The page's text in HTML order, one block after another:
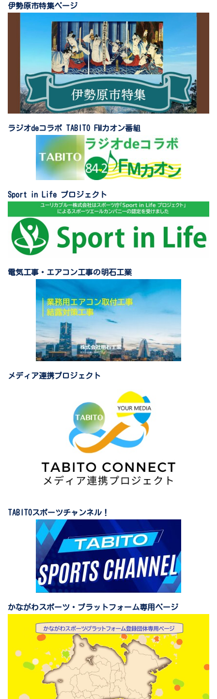
伊勢原市特集ページ
ラジオdeコラボ TABITO FMカオン番組
Sport in Life プロジェクト
電気工事・エアコン工事の明石工業
メディア連携プロジェクト
TABITOスポーツチャンネル！
かながわスポーツ・プラットフォーム専用ページ